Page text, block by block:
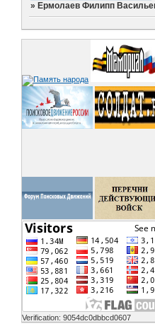
» Ермолаев Филипп
Verification: 9054dc0dbbcd0607